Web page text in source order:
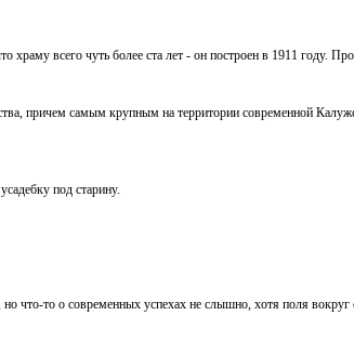
всего чуть более ста лет - он построен в 1911 году.
причем самым крупным на территории современной
под старину.
то о современных успехах не слышно, хотя поля вокруг